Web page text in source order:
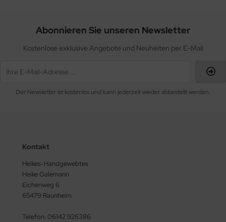
Abonnieren Sie unseren Newsletter
Kostenlose exklusive Angebote und Neuheiten per E-Mail
Der Newsletter ist kostenlos und kann jederzeit wieder abbestellt werden.
Kontakt
Heikes-Handgewebtes
Heike Galemann
Eichenweg 6
65479 Raunheim
Telefon: 06142 926386